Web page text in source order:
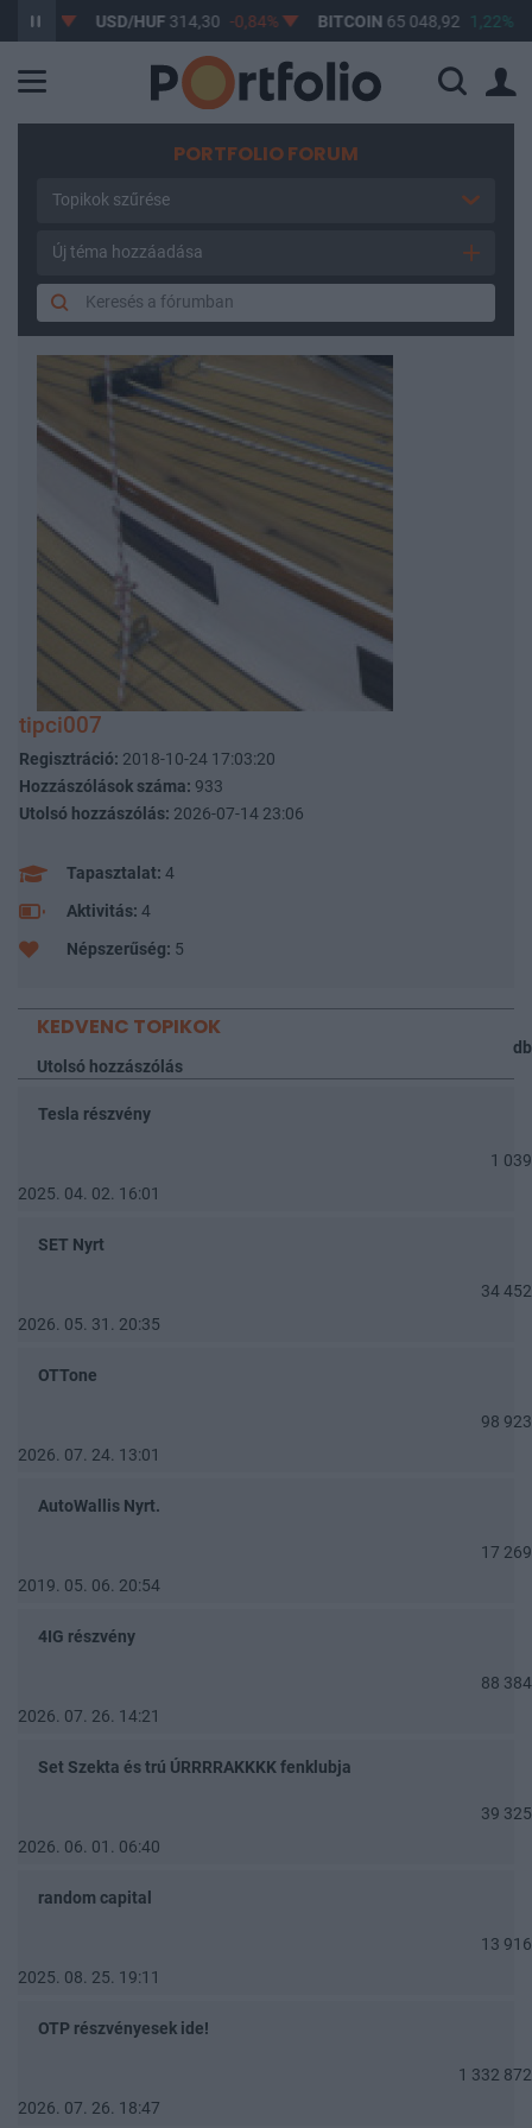
USD/HUF314,30 -0,84% BITCOIN65 048,92 1,22%
PORTFOLIO FORUM
Topikok szűrése
Új téma hozzáadása
tipci007
Regisztráció: 2018-10-24 17:03:20
Hozzászólások száma: 933
Utolsó hozzászólás: 2026-07-14 23:06
Tapasztalat: 4
Aktivitás: 4
Népszerűség: 5
KEDVENC TOPIKOK
db
Utolsó hozzászólás
Tesla részvény
1 039
2025. 04. 02. 16:01
SET Nyrt
34 452
2026. 05. 31. 20:35
OTTone
98 923
2026. 07. 24. 13:01
AutoWallis Nyrt.
17 269
2019. 05. 06. 20:54
4IG részvény
88 384
2026. 07. 26. 14:21
Set Szekta és trú ÚRRRRAKKKK fenklubja
39 325
2026. 06. 01. 06:40
random capital
13 916
2025. 08. 25. 19:11
OTP részvényesek ide!
1 332 872
2026. 07. 26. 18:47